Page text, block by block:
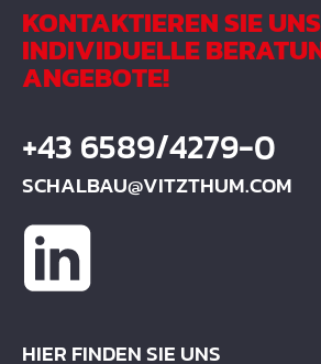
KONTAKTIEREN SIE
INDIVIDUELLE
ANGEBOTE!
+43 6589/4279-0
SCHALBAU@VITZTHUM.COM
HIER FINDEN SIE UNS